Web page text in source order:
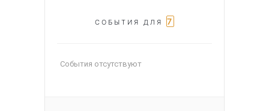
СОБЫТИЯ ДЛЯ 7
События отсутствуют